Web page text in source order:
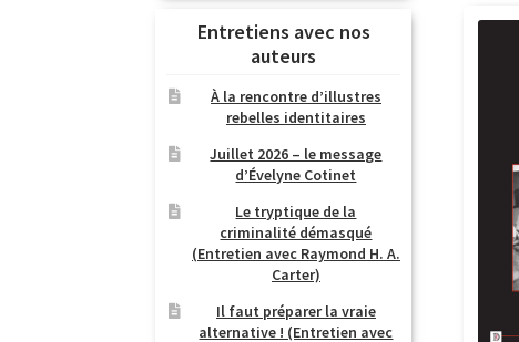
Entretiens avec nos
auteurs
À la rencontre d’illustres
rebelles identitaires
Juillet 2026 – le message
d’Évelyne Cotinet
Le tryptique de la
criminalité démasqué
(Entretien avec Raymond H. A.
Carter)
Il faut préparer la vraie
alternative ! (Entretien avec